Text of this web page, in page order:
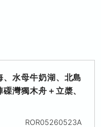
水母牛奶湖、北島
灣獨木舟＋立槳、
ROR05260523A